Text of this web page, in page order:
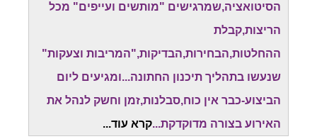
הסיטואציה,שמרגישים "מותשים ועייפים" מכל
הריצות,קבלת
ההחלטות,הבחירות,הבדיקות,"המריבות וצעקות"
שנעשו בתהליך תיכנון החתונה...ומגיעים ליום
הביצוע-כבר אין כוח,סבלנות,זמן וחשק לנהל את
האירוע בצורה מדוקדקת...קרא עוד...